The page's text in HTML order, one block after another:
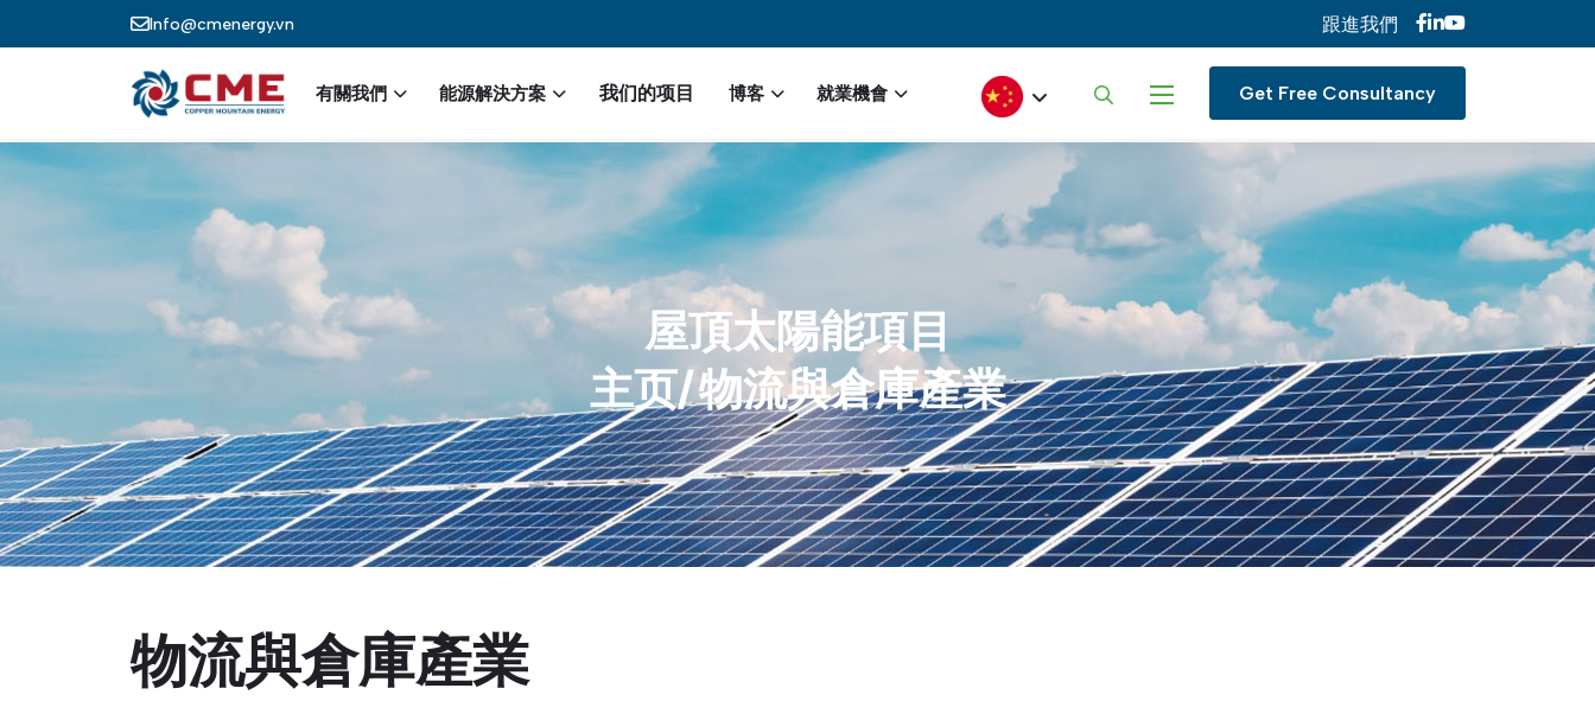
Skip to main contentInfo@cmenergy.vn 跟進我們
Main navigation
有關我們 能源解決方案 我们的项目 博客 就業機會 Select your language Get Free Consultancy
屋頂太陽能項目
主页/物流與倉庫產業
物流與倉庫產業